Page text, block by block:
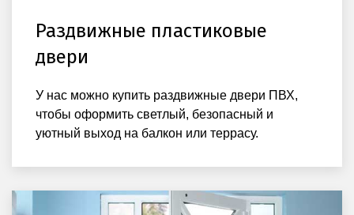
Раздвижные пластиковые
двери
У нас можно купить раздвижные двери ПВХ,
чтобы оформить светлый, безопасный и
уютный выход на балкон или террасу.